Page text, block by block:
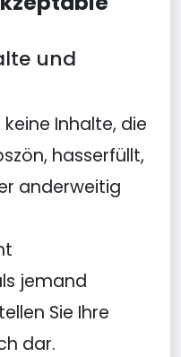
und
Inhalte, die
hasserfüllt,
anderweitig
jemand
Sie Ihre
dar.